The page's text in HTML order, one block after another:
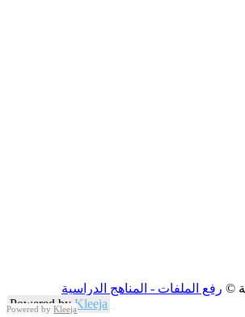
Powered byKleeja
© رفع الملفات - المناهج الدراسية
Powered byKleeja